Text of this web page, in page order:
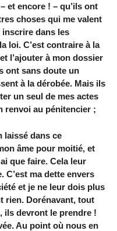
et encore ! – qu’ils ont
choses qui me valent
inscrire dans les
loi. C’est contraire à la
l’ajouter à mon dossier
ont sans doute un
à la dérobée. Mais ils
un seul de mes actes
renvoi au pénitencier ;
laissé dans ce
âme pour moitié, et
que faire. Cela leur
C’est ma dette envers
et je ne leur dois plus
rien. Dorénavant, tout
ils devront le prendre !
Au point où nous en